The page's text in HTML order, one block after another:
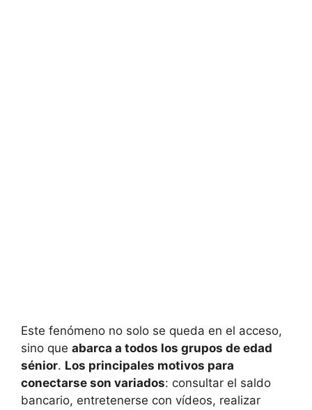
Este fenómeno no solo se queda en el acceso,
sino que abarca a todos los grupos de edad
sénior. Los principales motivos para
conectarse son variados: consultar el saldo
bancario, entretenerse con vídeos, realizar